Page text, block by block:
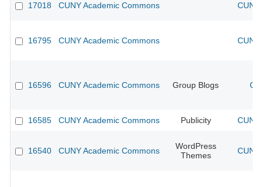
17018 CUNY Academic Commons
16795 CUNY Academic Commons
16596 CUNY Academic Commons Group Blogs
16585 CUNY Academic Commons Publicity
16540 CUNY Academic Commons
WordPress
Themes